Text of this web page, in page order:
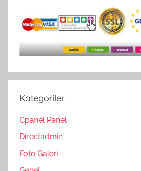
Kategoriler
Cpanel Panel
Directadmin
Foto Galeri